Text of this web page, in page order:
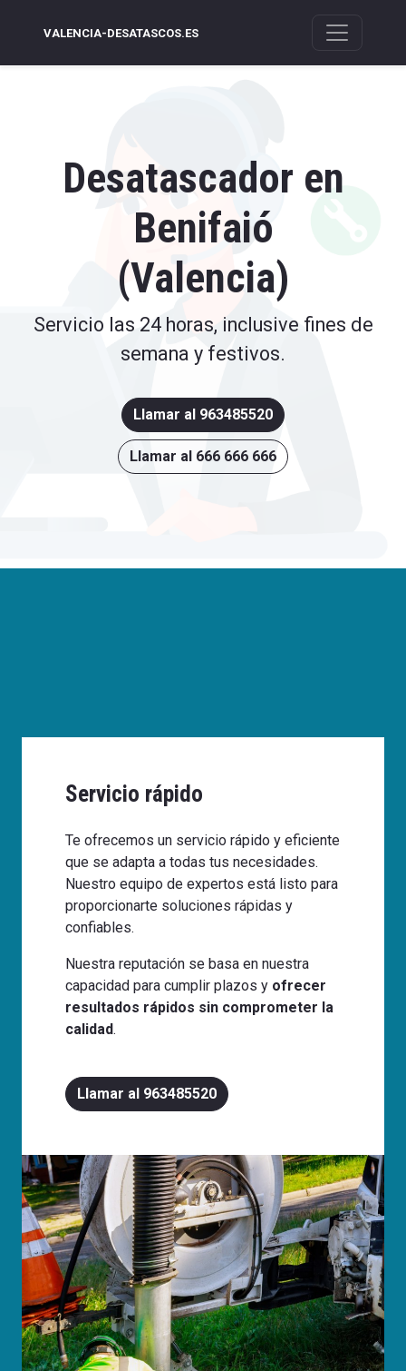
VALENCIA-DESATASCOS.ES
Desatascador en
Benifaió
(Valencia)
Servicio las 24 horas, inclusive fines de
semana y festivos.
Llamar al 963485520
Llamar al 666 666 666
Servicio rápido
Te ofrecemos un servicio rápido y eficiente
que se adapta a todas tus necesidades.
Nuestro equipo de expertos está listo para
proporcionarte soluciones rápidas y
confiables.
Nuestra reputación se basa en nuestra
capacidad para cumplir plazos y ofrecer
resultados rápidos sin comprometer la
calidad.
Llamar al 963485520